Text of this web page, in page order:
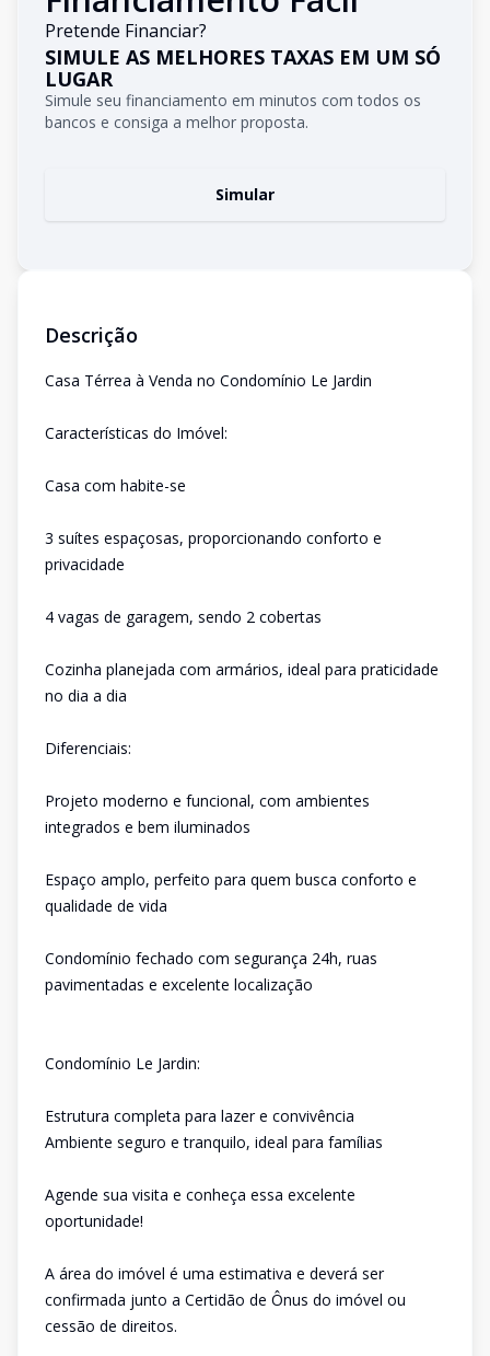
Pretende Financiar?
SIMULE AS MELHORES TAXAS EM UM SÓ
LUGAR
Simule seu financiamento em minutos com todos os
bancos e consiga a melhor proposta.
Simular
Descrição
Casa Térrea à Venda no Condomínio Le Jardin
Características do Imóvel:
Casa com habite-se
3 suítes espaçosas, proporcionando conforto e
privacidade
4 vagas de garagem, sendo 2 cobertas
Cozinha planejada com armários, ideal para praticidade
no dia a dia
Diferenciais:
Projeto moderno e funcional, com ambientes
integrados e bem iluminados
Espaço amplo, perfeito para quem busca conforto e
qualidade de vida
Condomínio fechado com segurança 24h, ruas
pavimentadas e excelente localização
Condomínio Le Jardin:
Estrutura completa para lazer e convivência
Ambiente seguro e tranquilo, ideal para famílias
Agende sua visita e conheça essa excelente
oportunidade!
A área do imóvel é uma estimativa e deverá ser
confirmada junto a Certidão de Ônus do imóvel ou
cessão de direitos.